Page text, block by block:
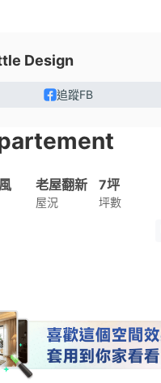
Design
追蹤FB
老屋翻新
屋況
7坪
坪數